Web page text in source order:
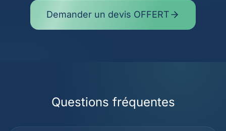
Demander un devis OFFERT
Questions fréquentes